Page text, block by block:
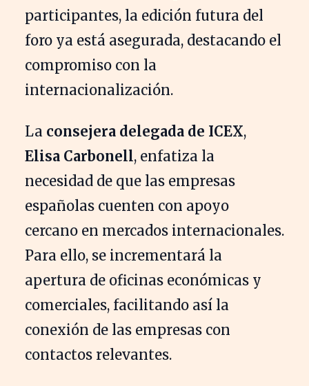
participantes, la edición futura del
foro ya está asegurada, destacando el
compromiso con la
internacionalización.
La consejera delegada de ICEX,
Elisa Carbonell, enfatiza la
necesidad de que las empresas
españolas cuenten con apoyo
cercano en mercados internacionales.
Para ello, se incrementará la
apertura de oficinas económicas y
comerciales, facilitando así la
conexión de las empresas con
contactos relevantes.